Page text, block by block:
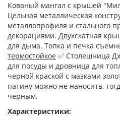
Кованый мангал с крышей
Цельная металлическая
металлопрофиля и стального
декорациями. Двухскатная
для дыма. Топка и печка
термостойкое ✅ Столешница
для посуды и дровница для
черной краской с мазками
патину можно не наносить,
черным.
Характеристики: